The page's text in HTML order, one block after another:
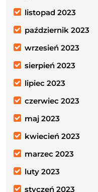
listopad 2023
październik 2023
wrzesień 2023
sierpień 2023
lipiec 2023
czerwiec 2023
maj 2023
kwiecień 2023
marzec 2023
luty 2023
styczeń 2023